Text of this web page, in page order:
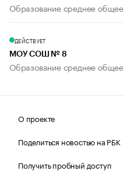
Образование среднее общее
ДЕЙСТВУЕТ
МОУ СОШ № 8
Образование среднее общее
О проекте
Поделиться новостью на РБК
Получить пробный доступ